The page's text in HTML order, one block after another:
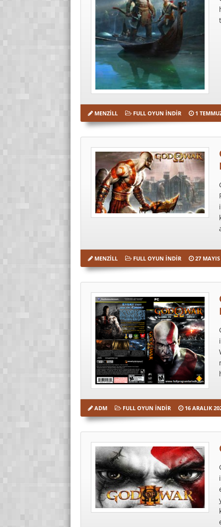
MENZILL FULL OYUN İNDIR 1
MENZILL FULL OYUN İNDIR 27 MAYIS
ADM FULL OYUN İNDIR 16 ARALIK